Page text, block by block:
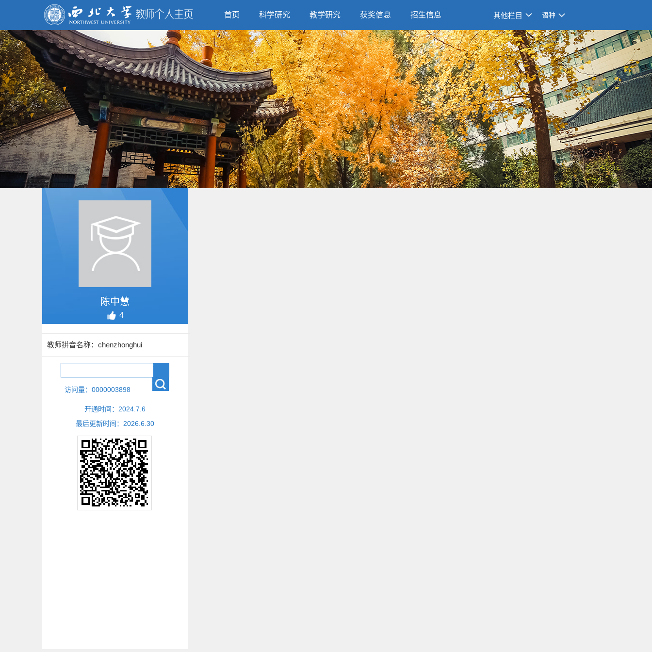
首页 科学研究 教学研究 获奖信息 招生信息 其他栏目 语种
陈中慧
4
教师拼音名称：chenzhonghui
访问量： 0000003898
开通时间： 2024 7 6
最后更新时间： 2026 6 30